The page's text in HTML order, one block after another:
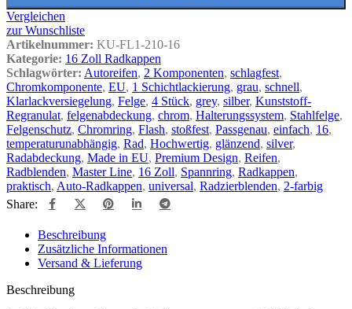
Vergleichen
zur Wunschliste
Artikelnummer: KU-FL1-210-16
Kategorie: 16 Zoll Radkappen
Schlagwörter: Autoreifen, 2 Komponenten, schlagfest,
Chromkomponente, EU, 1 Schichtlackierung, grau, schnell,
Klarlackversiegelung, Felge, 4 Stück, grey, silber, Kunststoff-
Regranulat, felgenabdeckung, chrom, Halterungssystem, Stahlfelge,
Felgenschutz, Chromring, Flash, stoßfest, Passgenau, einfach, 16,
temperaturunabhängig, Rad, Hochwertig, glänzend, silver,
Radabdeckung, Made in EU, Premium Design, Reifen,
Radblenden, Master Line, 16 Zoll, Spannring, Radkappen,
praktisch, Auto-Radkappen, universal, Radzierblenden, 2-farbig
Share:
Beschreibung
Zusätzliche Informationen
Versand & Lieferung
Beschreibung